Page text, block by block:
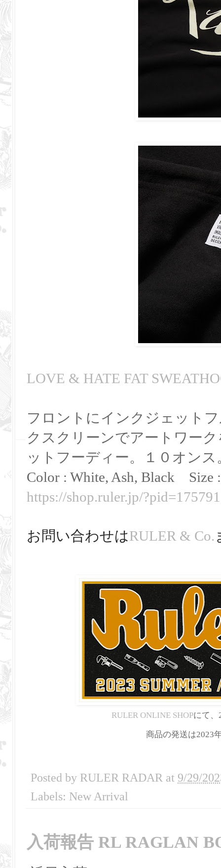
LOVE & HATE FAT
フロントにインクジェット
クスクリーンでアートワー
ットフーディー。１０オン
Color : White, Ash, Black Size
https://shop.ruler.jp/
お問い合わせはRULER & Co.
RULER ONLINE SHOPにて、
商品の発送は2023
Posted by RULER RADAR at 9/29/
Labels: New Arrival
入荷報告 RL RAGLAN